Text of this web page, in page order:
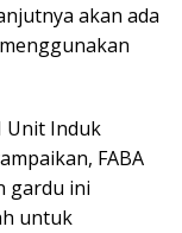
akan ada
Unit Induk
FABA
gardu ini
untuk